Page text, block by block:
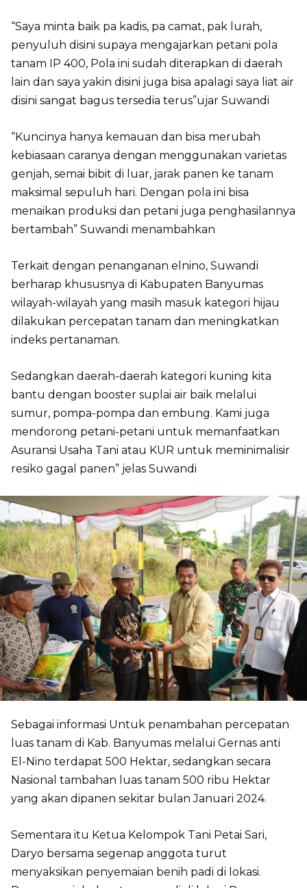
“Saya minta baik pa kadis, pa camat, pak lurah,
penyuluh disini supaya mengajarkan petani pola
tanam IP 400, Pola ini sudah diterapkan di daerah
lain dan saya yakin disini juga bisa apalagi saya liat air
disini sangat bagus tersedia terus”ujar Suwandi
“Kuncinya hanya kemauan dan bisa merubah
kebiasaan caranya dengan menggunakan varietas
genjah, semai bibit di luar, jarak panen ke tanam
maksimal sepuluh hari. Dengan pola ini bisa
menaikan produksi dan petani juga penghasilannya
bertambah” Suwandi menambahkan
Terkait dengan penanganan elnino, Suwandi
berharap khususnya di Kabupaten Banyumas
wilayah-wilayah yang masih masuk kategori hijau
dilakukan percepatan tanam dan meningkatkan
indeks pertanaman.
Sedangkan daerah-daerah kategori kuning kita
bantu dengan booster suplai air baik melalui
sumur, pompa-pompa dan embung. Kami juga
mendorong petani-petani untuk memanfaatkan
Asuransi Usaha Tani atau KUR untuk meminimalisir
resiko gagal panen” jelas Suwandi
Sebagai informasi Untuk penambahan percepatan
luas tanam di Kab. Banyumas melalui Gernas anti
El-Nino terdapat 500 Hektar, sedangkan secara
Nasional tambahan luas tanam 500 ribu Hektar
yang akan dipanen sekitar bulan Januari 2024.
Sementara itu Ketua Kelompok Tani Petai Sari,
Daryo bersama segenap anggota turut
menyaksikan penyemaian benih padi di lokasi.